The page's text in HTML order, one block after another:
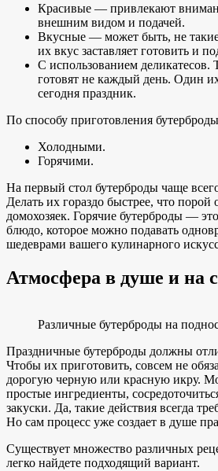
Красивые — привлекают
внешним видом и подачей.
Вкусные — может быть, не
их вкус заставляет готовить и
С использованием деликатесов.
готовят не каждый день. Один
сегодня праздник.
По способу приготовления
Холодными.
Горячими.
На первый стол бутерброды чаще
Делать их гораздо быстрее, что порой
домохозяек. Горячие бутерброды —
блюдо, которое можно подавать
шедеврами вашего кулинарного
Атмосфера в душе и на
Различные бутерброды на
Праздничные бутерброды должны
Чтобы их приготовить, совсем не
дорогую черную или красную икру.
простые ингредиенты,
закуски. Да, такие действия всегда
Но сам процесс уже создает в душе
Существует множество различных
легко найдете подходящий вариант.